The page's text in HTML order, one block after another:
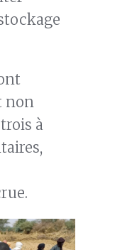
non
à